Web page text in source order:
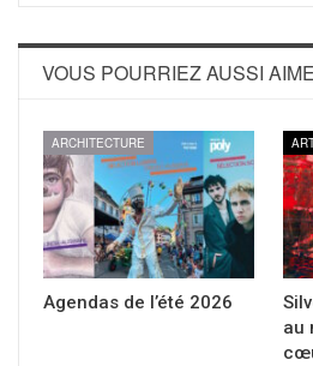
VOUS POURRIEZ AUSSI
ARCHITECTURE
Agendas de l’été 2026
au